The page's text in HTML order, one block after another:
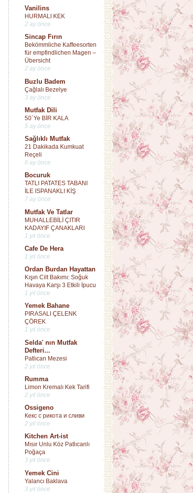
Vanilins
HURMALI KEK
2 ay önce
Sincap Fırın
Bekömmliche Kaffeesorten
für empfindlichen Magen –
Übersicht
2 ay önce
Buzlu Badem
Çağlalı Bezelye
3 ay önce
Mutfak Dili
50`Ye BİR KALA
5 ay önce
Sağlıklı Mutfak
21 Dakikada Kumkuat
Reçeli
6 ay önce
Bocuruk
TATLI PATATES TABANI
İLE ISPANAKLI KİŞ
7 ay önce
Mutfak Ve Tatlar
MUHALLEBİLİ ÇITIR
KADAYIF ÇANAKLARI
1 yıl önce
Cafe De Hera
1 yıl önce
Ordan Burdan Hayattan
Kışın Cilt Bakımı: Soğuk
Havaya Karşı 3 Etkili İpucu
1 yıl önce
Yemek Bahane
PIRASALI ÇELENK
ÇÖREK
1 yıl önce
Selda' nın Mutfak
Defteri...
Patlıcan Mezesi
2 yıl önce
Rumma
Limon Kremalı Kek Tarifi
2 yıl önce
Ossigeno
Кекс с рикота и сливи
2 yıl önce
Kitchen Art-ist
Mısır Unlu Köz Patlıcanlı
Poğaça
3 yıl önce
Yemek Cini
Yalancı Baklava
3 yıl önce